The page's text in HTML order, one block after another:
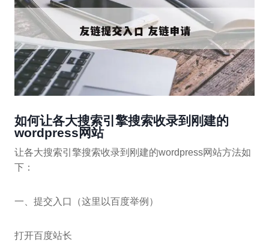
如何让各大搜索引擎搜索收录到刚建的
wordpress网站
让各大搜索引擎搜索收录到刚建的wordpress网站方法如
下：
一、提交入口（这里以百度举例）
打开百度站长